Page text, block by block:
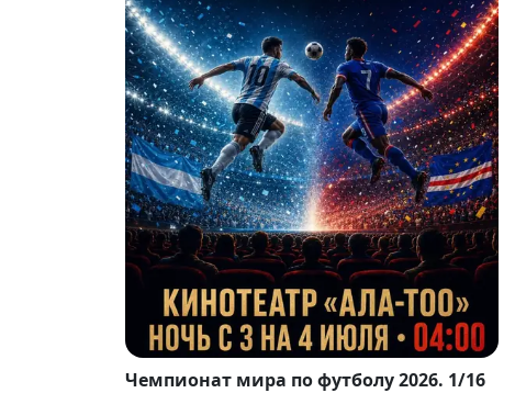
Чемпионат мира по футболу 2026. 1/16